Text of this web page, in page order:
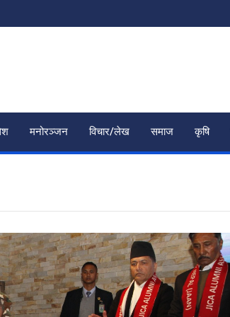
मनोरञ्जन विचार/लेख समाज कृषि